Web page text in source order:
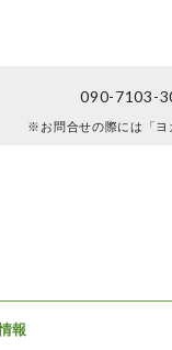
090-7103-
※お問合せの際には 「
報